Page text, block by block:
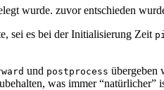
wurde. zuvor entschieden
sei es bei der Initialisierung Zeit
und postprocess übergeben
was immer “natürlicher”